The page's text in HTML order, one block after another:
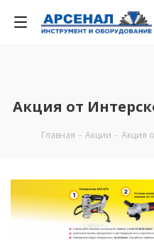
Акция от
Главная - Акции - Акция